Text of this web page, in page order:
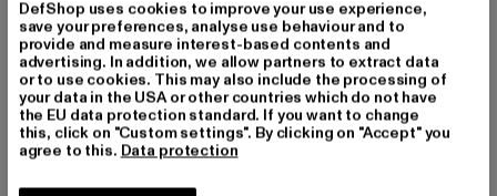
DefShop uses cookies to improve your use experience,
save your preferences, analyse use behaviour and to
provide and measure interest-based contents and
advertising. In addition, we allow partners to extract data
or to use cookies. This may also include the processing of
your data in the USA or other countries which do not have
the EU data protection standard. If you want to change
this, click on "Custom settings". By clicking on "Accept" you
agree to this. Data protection